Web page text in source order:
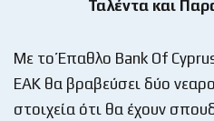
Ταλέντα και
Με το Έπαθλο Bank Of
ΕΑΚ θα βραβεύσει δύο
στοιχεία ότι θα έχουν